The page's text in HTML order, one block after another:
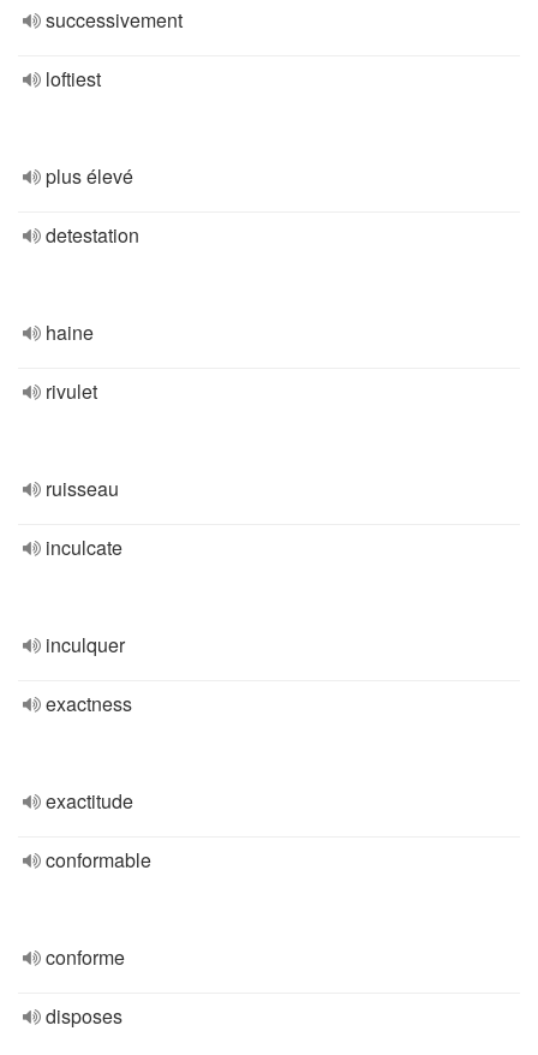
successivement
loftiest
plus élevé
detestation
haine
rivulet
ruisseau
inculcate
inculquer
exactness
exactitude
conformable
conforme
disposes